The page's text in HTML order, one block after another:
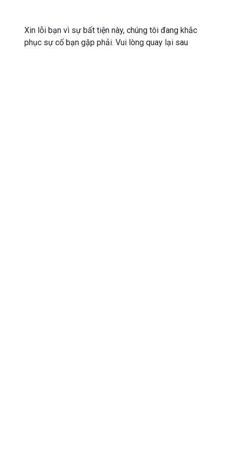
Xin lỗi bạn vì sự bất tiện này, chúng tôi đang khắc
phục sự cố bạn gặp phải. Vui lòng quay lại sau